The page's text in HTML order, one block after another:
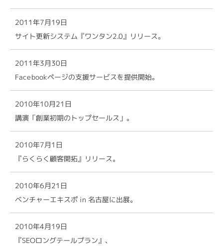
2011年7月19日
サイト更新システム『ワンタン2.0』リリース。
2011年3月30日
Facebookページの支援サービスを提供開始。
2010年10月21日
講演「創業初期のトップセールス」。
2010年7月1日
『らくらく顧客開拓』リリース。
2010年6月21日
ベンチャーエキスポ in 名古屋に出展。
2010年4月19日
『SEOロングテールプラン』、